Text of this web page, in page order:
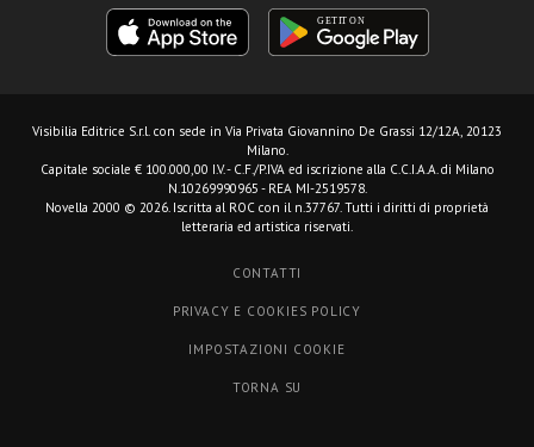
Visibilia Editrice S.r.l. con sede in Via Privata Giovannino De Grassi 12/12A, 20123
Milano.
Capitale sociale € 100.000,00 I.V. - C.F./P.IVA ed iscrizione alla C.C.I.A.A. di Milano
N.10269990965 - REA MI-2519578.
Novella 2000 © 2026. Iscritta al ROC con il n.37767. Tutti i diritti di proprietà
letteraria ed artistica riservati.
CONTATTI
PRIVACY E COOKIES POLICY
IMPOSTAZIONI COOKIE
TORNA SU